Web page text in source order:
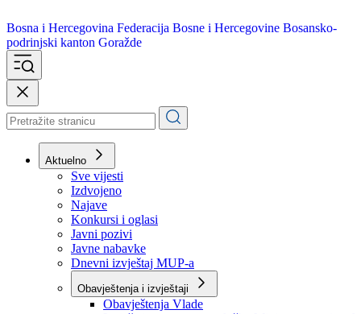
Bosna i Hercegovina
podrinjski kanton Goražde
Aktuelno
Sve vijesti
Izdvojeno
Najave
Konkursi i oglasi
Javni pozivi
Javne nabavke
Dnevni izvještaj MUP-a